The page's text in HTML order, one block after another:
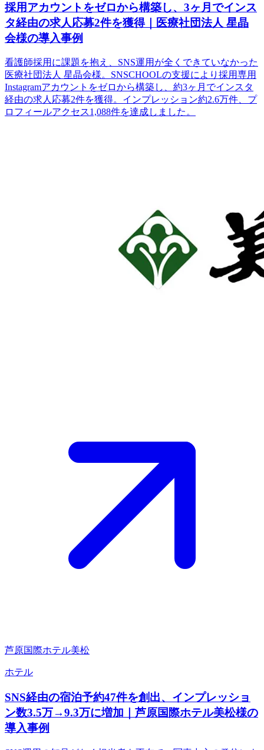
採用アカウントをゼロから構築し、3ヶ月でインス
タ経由の求人応募2件を獲得｜医療社団法人 星晶
会様の導入事例
看護師採用に課題を抱え、SNS運用が全くできていなかった
医療社団法人 星晶会様。SNSCHOOLの支援により採用専用
Instagramアカウントをゼロから構築し、約3ヶ月でインスタ
経由の求人応募2件を獲得。インプレッション約2.6万件、プ
ロフィールアクセス1,088件を達成しました。
芦原国際ホテル美松
ホテル
SNS経由の宿泊予約47件を創出、インプレッショ
ン数3.5万→9.3万に増加｜芦原国際ホテル美松様の
導入事例